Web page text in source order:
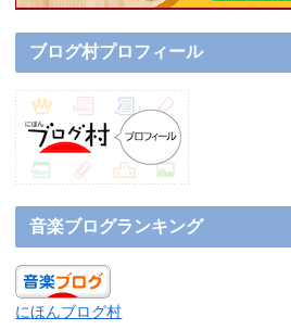
ブログ村プロフィール
音楽ブログランキング
にほんブログ村